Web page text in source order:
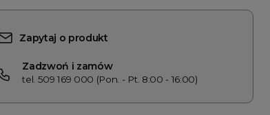
Zapytaj o produkt
Zadzwoń i zamów
tel. 509 169 000 (Pon. - Pt. 8:00 - 16:00)